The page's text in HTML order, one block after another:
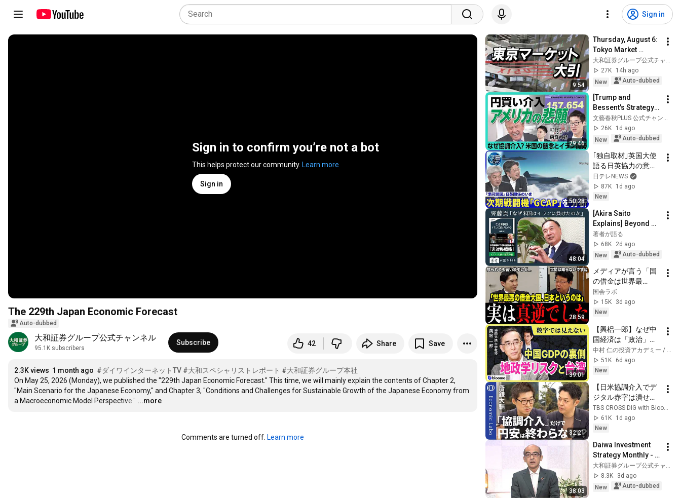
Sign in
Sign in to confirm you’re not a bot
This helps protect our community. Learn more
Sign in
The 229th Japan Economic Forecast
Auto-dubbed
大和証券グループ公式チャンネル
95.1K subscribers
Subscribe 42 Share Save
2.3K views 1 month ago #ダイワインターネットTV #大和スペシャリストレポート #大和証券グループ本社
On May 25, 2026 (Monday), we published the "229th Japan Economic Forecast." This time, we will mainly explain the contents of Chapter 2,
"Main Scenario for the Japanese Economy," and Chapter 3, "Conditions and Challenges for Sustainable Growth of the Japanese Economy from
a Macroeconomic Model Perspective." …
...more
Comments are turned off. Learn more
9:54
Thursday, August 6:
Tokyo Market
Closing Report
大和証券グループ公式チャンネル
27K
14h ago
New
Auto-dubbed
29:46
[Trump and
Bessent's Strategy]
Coordinated
Intervention Leading
to a Stronger Yen |
文藝春秋PLUS 公式チャンネル
26K
1d ago
New
Auto-dubbed
50:28
｢独自取材｣英国大使
語る日英協力の意義
▽次期戦闘機｢GCAP｣
開発協力の重要性
【深層NEWS】8月4
日テレNEWS
87K
1d ago
New
48:04
[Akira Saito
Explains] Beyond
the Strait of
Hormuz: The Many
Reasons Why Iran
...
著者が語る
68K
2d ago
New
Auto-dubbed
28:59
メディアが言う「国
の借金は世界最
悪」、ほぼ全部嘘で
した…日本の借金が
巨大に見える「謎の
身が「見かけ上の制
度」と認めていまし
た…歳出26%のはず
の国債費は実は6%…
国会ラボ
15K
3d ago
New
39:01
【興梠一郎】なぜ中
国経済は「政治」で
読むのか?内需低迷、
不動産問題、資本流
出と台湾海峡リスク
51K
6d ago
New
32:21
【日米協調介入でデ
ジタル赤字は潰せな
い】今やるべき金
融・財政の引き締め
／アメリカも恐れる
／エコノミスト唐鎌
大輔【エコラボ】
TBS CROSS DIG with Bloomberg
61K
1d ago
New
38:03
Daiwa Investment
Strategy Monthly -
August Issue
大和証券グループ公式チャンネル
8.3K
3d ago
New
Auto-dubbed